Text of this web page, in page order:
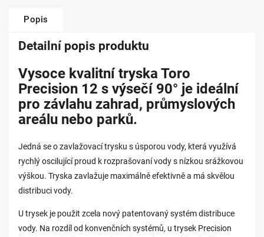
Popis
Detailní popis produktu
Vysoce kvalitní tryska Toro
Precision 12 s výsečí 90° je ideální
pro závlahu zahrad, průmyslových
areálu nebo parků.
Jedná se o zavlažovací trysku s úsporou vody, která využívá
rychlý oscilující proud k rozprašovaní vody s nízkou srážkovou
výškou. Tryska zavlažuje maximálně efektivně a má skvělou
distribuci vody.
U trysek je použit zcela nový patentovaný systém distribuce
vody. Na rozdíl od konvenčních systémů, u trysek Precision